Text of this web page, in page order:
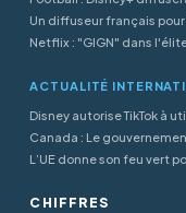
Un diffuseur français
Netflix : "GIGN" dans
ACTUALITÉ
Disney autorise TikTok à
Canada : Le
L’UE donne son feu vert
CHIFFRES